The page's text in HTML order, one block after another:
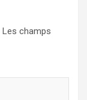
Les champs